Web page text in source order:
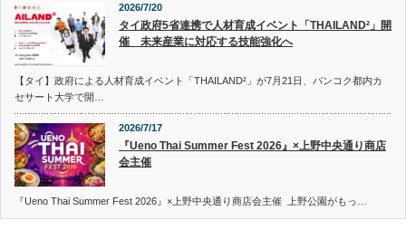
2026/7/20
タイ政府5省連携で人材育成イベント「THAILAND²」開
催 未来産業に対応する技能強化へ
【タイ】政府による人材育成イベント「THAILAND²」が7月21日、バンコク都内カ
セサート大学で開…
2026/7/17
『Ueno Thai Summer Fest 2026』×上野中央通り商店
会主催
『Ueno Thai Summer Fest 2026』×上野中央通り商店会主催 上野公園がもっ…